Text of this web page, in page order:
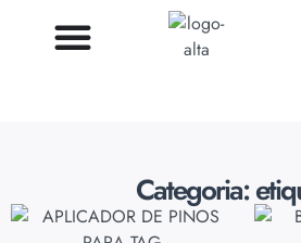
Categoria: